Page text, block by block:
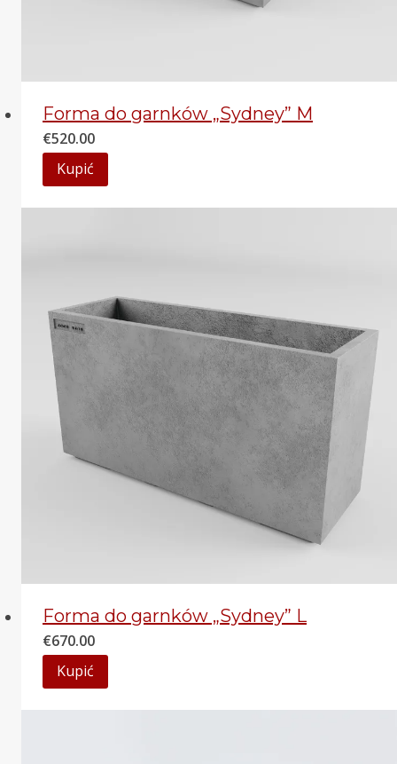
Forma do garnków „Sydney” M
€520.00
Kupić
Forma do garnków „Sydney” L
€670.00
Kupić